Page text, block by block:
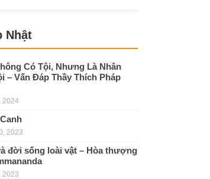
Nhật
Có Tội, Nhưng Là Nhân
– Vấn Đáp Thầy Thích Pháp
2024
2023
đời sống loài vật – Hòa thượng
2023